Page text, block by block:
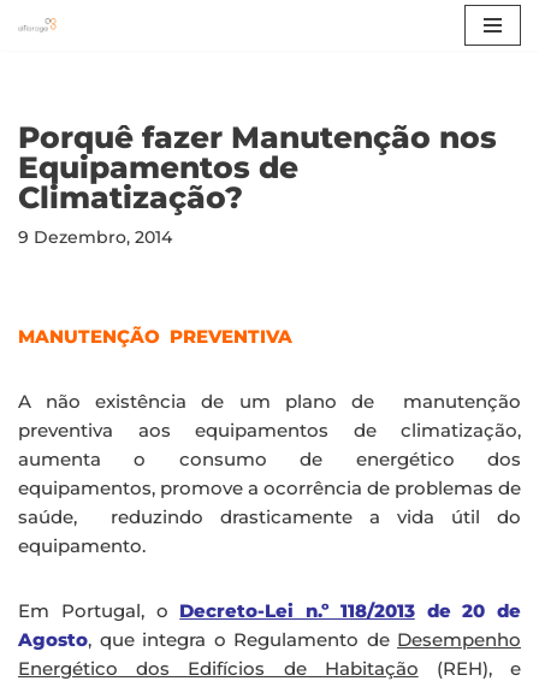
o
conteúdo
Porquê fazer Manutenção nos
Equipamentos de
Climatização?
9 Dezembro, 2014
MANUTENÇÃO PREVENTIVA
A não existência de um plano de manutenção
preventiva aos equipamentos de climatização,
aumenta o consumo de energético dos
equipamentos, promove a ocorrência de problemas de
saúde, reduzindo drasticamente a vida útil do
equipamento.
Em Portugal, o Decreto-Lei n.º 118/2013de 20 de
Agosto, que integra o Regulamento de Desempenho
Energético dos Edifícios de Habitação (REH), e